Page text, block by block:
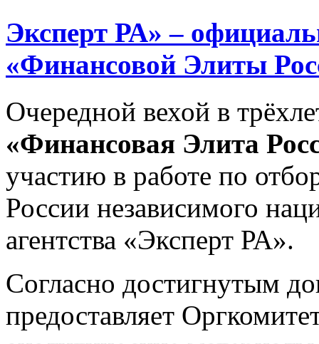
Эксперт РА» –
«Финансовой Элиты
Очередной вехой в
«Финансовая Элита
участию в работе по
России независимого
агентства «Эксперт РА».
Согласно достигнутым
предоставляет